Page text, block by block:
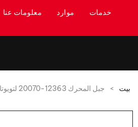
خدمات موارد معلومات عنا
بيت > جبل المحرك 12363-20070 لتويوتا